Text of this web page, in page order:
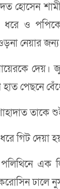
হোসেন
ধরে ও
নেয়ার
দেয়।
পেছনে
তাকে
গিট দেয়া
এক
ঢালে